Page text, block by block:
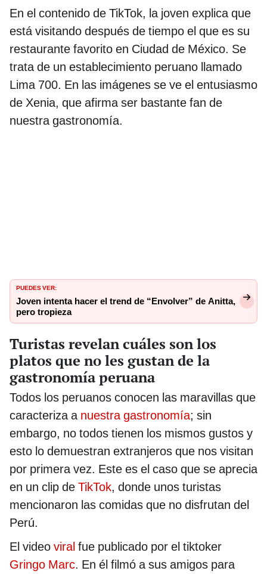
En el contenido de TikTok, la joven explica que
está visitando después de tiempo el que es su
restaurante favorito en Ciudad de México. Se
trata de un establecimiento peruano llamado
Lima 700. En las imágenes se ve el entusiasmo
de Xenia, que afirma ser bastante fan de
nuestra gastronomía.
PUEDES VER:
Joven intenta hacer el trend de “Envolver” de Anitta,
pero tropieza
Turistas revelan cuáles son los
platos que no les gustan de la
gastronomía peruana
Todos los peruanos conocen las maravillas que
caracteriza a nuestra gastronomía; sin
embargo, no todos tienen los mismos gustos y
esto lo demuestran extranjeros que nos visitan
por primera vez. Este es el caso que se aprecia
en un clip de TikTok, donde unos turistas
mencionaron las comidas que no disfrutan del
Perú.
El video viral fue publicado por el tiktoker
Gringo Marc. En él filmó a sus amigos para